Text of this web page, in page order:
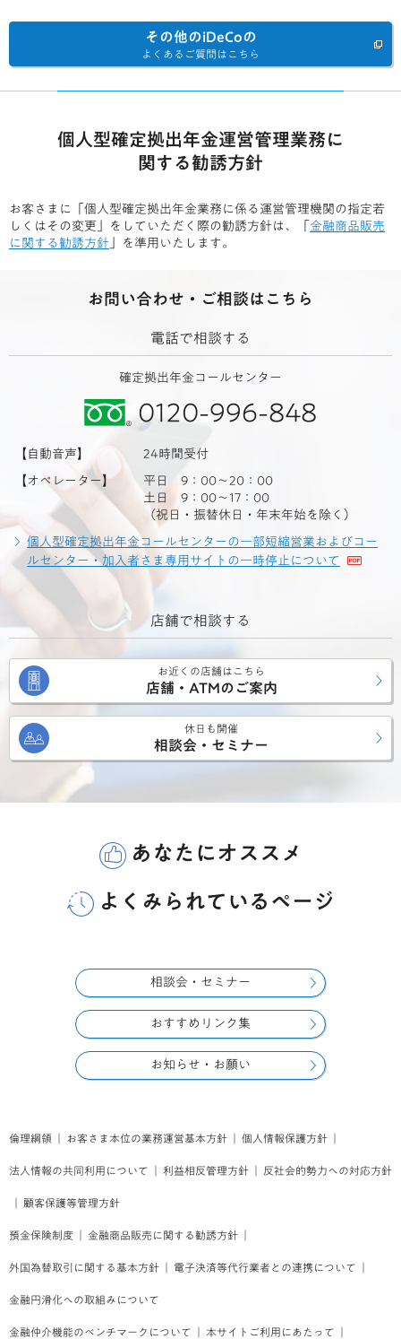
その他のiDeCoの
よくあるご質問はこちら
個人型確定拠出年金運営管理業務に
関する勧誘方針
お客さまに「個人型確定拠出年金業務に係る運営管理機関の指定若
しくはその変更」をしていただく際の勧誘方針は、
金融商品販売
に関する勧誘方針 」を準用いたします。
お問い合わせ・ご相談はこちら
電話で相談する
確定拠出年金コールセンター
0120-996-848
【自動音声】 24時間受付
【オペレーター】
平日 9：00～20：00
土日 9：00～17：00
（祝日・振替休日・年末年始を除く）
個人型確定拠出年金コールセンターの一部短縮営業およびコー
ルセンター・加入者さま専用サイトの一時停止について
店舗で相談する
お近くの店舗はこちら
店舗・ATMのご案内
休日も開催
相談会・セミナー
あなたにオススメ
よくみられているページ
相談会・セミナー
おすすめリンク集
お知らせ・お願い
倫理綱領 お客さま本位の業務運営基本方針 個人情報保護方針
法人情報の共同利用について 利益相反管理方針 反社会的勢力への対応方針
顧客保護等管理方針
預金保険制度 金融商品販売に関する勧誘方針
外国為替取引に関する基本方針 電子決済等代行業者との連携について
金融円滑化への取組みについて
金融仲介機能のベンチマークについて 本サイトご利用にあたって